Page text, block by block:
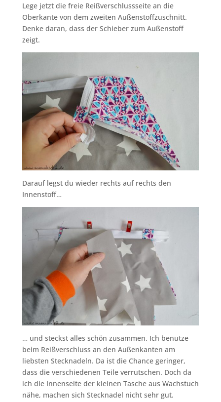
Lege jetzt die freie Reißverschlussseite an die
Oberkante von dem zweiten Außenstoffzuschnitt.
Denke daran, dass der Schieber zum Außenstoff
zeigt.
Darauf legst du wieder rechts auf rechts den
Innenstoff…
… und steckst alles schön zusammen. Ich benutze
beim Reißverschluss an den Außenkanten am
liebsten Stecknadeln. Da ist die Chance geringer,
dass die verschiedenen Teile verrutschen. Doch da
ich die Innenseite der kleinen Tasche aus Wachstuch
nähe, machen sich Stecknadel nicht sehr gut.